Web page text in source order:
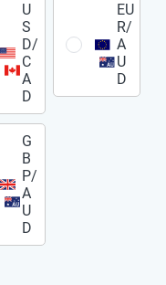
U
S
D/
C
A
D
EU
R/
A
U
D
G
B
P/
A
U
D